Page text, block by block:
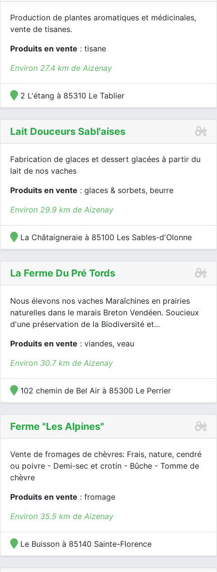
Production de plantes aromatiques et médicinales,
vente de tisanes.
Produits en vente : tisane
Environ 27.4 km de Aizenay
2 L'étang à 85310 Le Tablier
Lait Douceurs Sabl'aises
Fabrication de glaces et dessert glacées à partir du
lait de nos vaches
Produits en vente : glaces & sorbets, beurre
Environ 29.9 km de Aizenay
La Châtaigneraie à 85100 Les Sables-d'Olonne
La Ferme Du Pré Tords
Nous élevons nos vaches Maraîchines en prairies
naturelles dans le marais Breton Vendéen. Soucieux
d'une préservation de la Biodiversité et...
Produits en vente : viandes, veau
Environ 30.7 km de Aizenay
102 chemin de Bel Air à 85300 Le Perrier
Ferme "les Alpines"
Vente de fromages de chèvres: Frais, nature, cendré
ou poivre - Demi-sec et crotin - Bûche - Tomme de
chèvre
Produits en vente : fromage
Environ 35.5 km de Aizenay
Le Buisson à 85140 Sainte-Florence